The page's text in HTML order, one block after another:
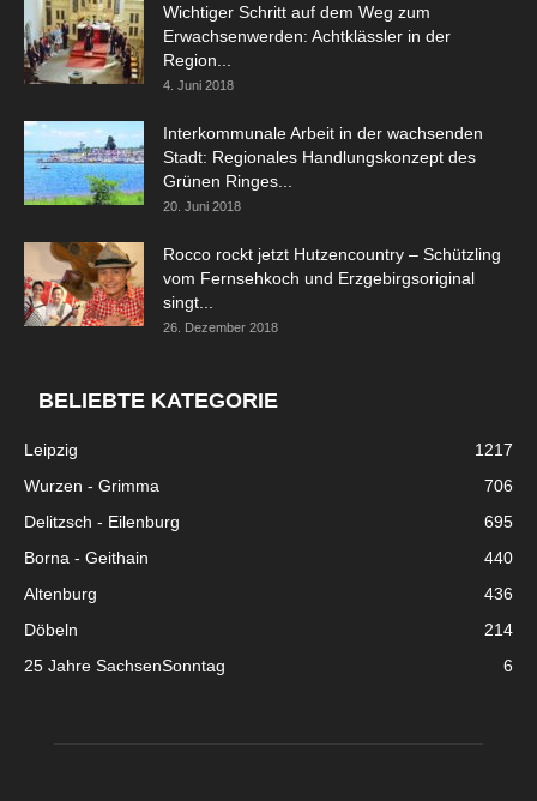
Wichtiger Schritt auf dem Weg zum
Erwachsenwerden: Achtklässler in der
Region...
4. Juni 2018
Interkommunale Arbeit in der wachsenden
Stadt: Regionales Handlungskonzept des
Grünen Ringes...
20. Juni 2018
Rocco rockt jetzt Hutzencountry – Schützling
vom Fernsehkoch und Erzgebirgsoriginal
singt...
26. Dezember 2018
BELIEBTE KATEGORIE
Leipzig
1217
Wurzen - Grimma
706
Delitzsch - Eilenburg
695
Borna - Geithain
440
Altenburg
436
Döbeln
214
25 Jahre SachsenSonntag
6